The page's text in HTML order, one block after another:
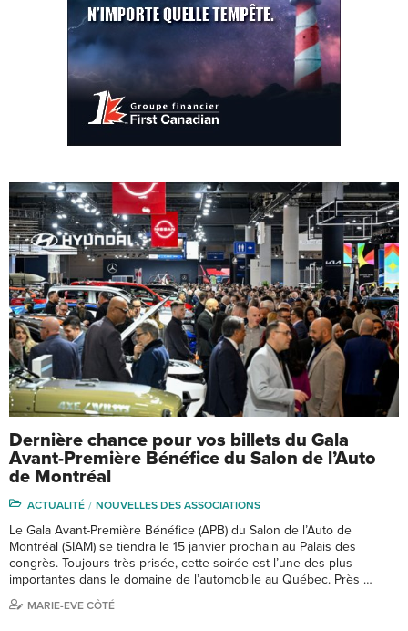
Dernière chance pour vos billets du Gala
Avant-Première Bénéfice du Salon de l’Auto
de Montréal
ACTUALITÉ NOUVELLES DES ASSOCIATIONS
Le Gala Avant-Première Bénéfice (APB) du Salon de l’Auto de
Montréal (SIAM) se tiendra le 15 janvier prochain au Palais des
congrès. Toujours très prisée, cette soirée est l’une des plus
importantes dans le domaine de l’automobile au Québec. Près …
MARIE-EVE CÔTÉ